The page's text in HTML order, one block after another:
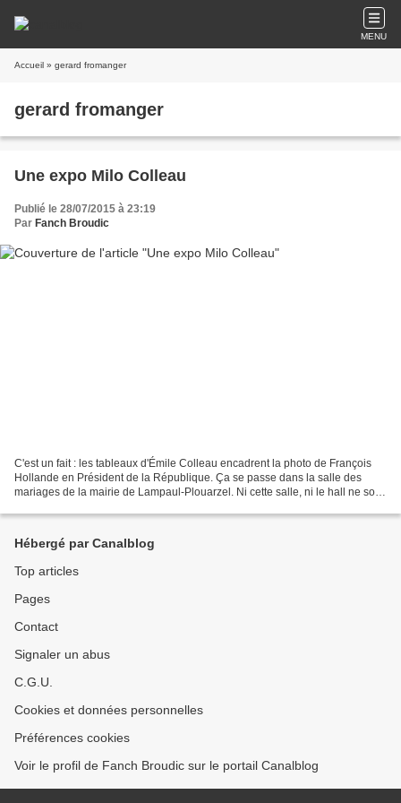
MENU
Accueil » gerard fromanger
gerard fromanger
Une expo Milo Colleau
Publié le 28/07/2015 à 23:19
Par Fanch Broudic
C'est un fait : les tableaux d'Émile Colleau encadrent la photo de François
Hollande en Président de la République. Ça se passe dans la salle des
mariages de la mairie de Lampaul-Plouarzel. Ni cette salle, ni le hall ne sont
Hébergé par Canalblog
Top articles
Pages
Contact
Signaler un abus
C.G.U.
Cookies et données personnelles
Préférences cookies
Voir le profil de Fanch Broudic sur le portail Canalblog